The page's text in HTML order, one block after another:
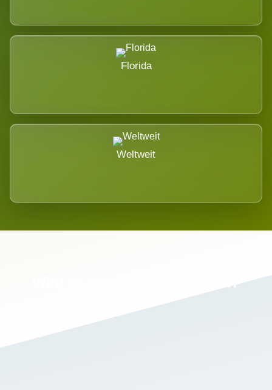
Florida
Weltweit
Wird es Auswirkungen geben?